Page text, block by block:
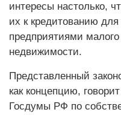
интересы настолько,
их к кредитованию
предприятиями
недвижимости.
Представленный
как концепцию,
Госдумы РФ по